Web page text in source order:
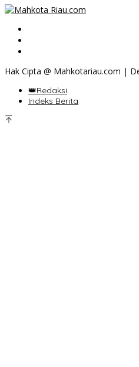
Hak Cipta @ Mahkotariau.com |
👑Redaksi
Indeks Berita